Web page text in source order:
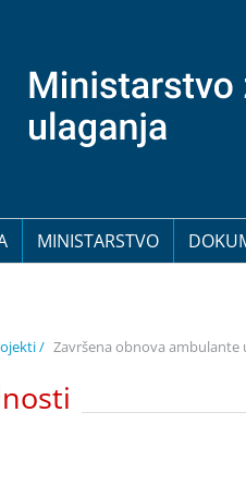
MINISTARSTVO
/ Završena obnova ambulante